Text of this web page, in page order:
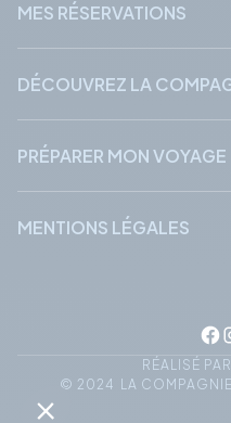
MES RÉSERVATIONS
DÉCOUVREZ LA
PRÉPARER MON VOYAGE
MENTIONS LÉGALES
© 2024 LA COMPAGNIE
RÉALISÉ